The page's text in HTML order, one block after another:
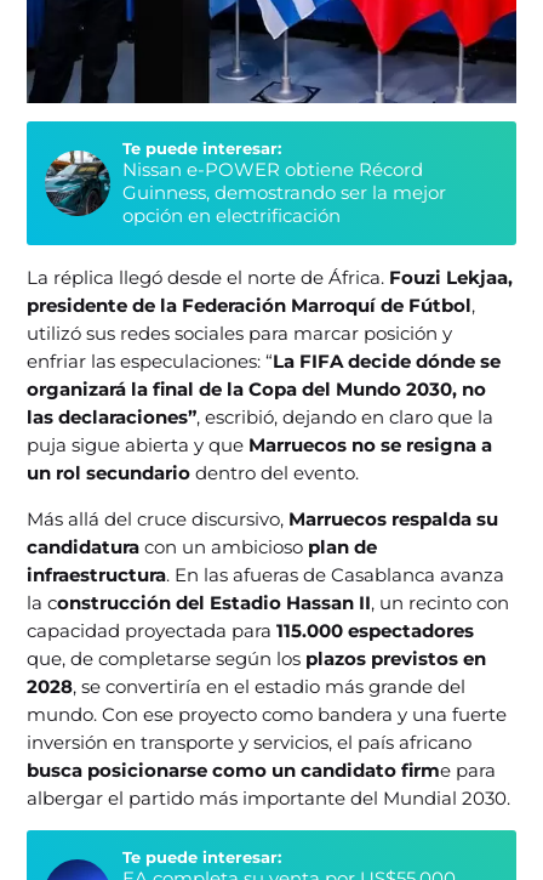
Te puede interesar:
Nissan e‑POWER obtiene Récord
Guinness, demostrando ser la mejor
opción en electrificación
La réplica llegó desde el norte de África. Fouzi Lekjaa,
presidente de la Federación Marroquí de Fútbol,
utilizó sus redes sociales para marcar posición y
enfriar las especulaciones: “La FIFA decide dónde se
organizará la final de la Copa del Mundo 2030, no
las declaraciones”, escribió, dejando en claro que la
puja sigue abierta y que Marruecos no se resigna a
un rol secundario dentro del evento.
Más allá del cruce discursivo, Marruecos respalda su
candidatura con un ambicioso plan de
infraestructura. En las afueras de Casablanca avanza
la construcción del Estadio Hassan II, un recinto con
capacidad proyectada para115.000 espectadores
que, de completarse según los plazos previstos en
2028, se convertiría en el estadio más grande del
mundo. Con ese proyecto como bandera y una fuerte
inversión en transporte y servicios, el país africano
busca posicionarse como un candidato firme para
albergar el partido más importante del Mundial 2030.
Te puede interesar: